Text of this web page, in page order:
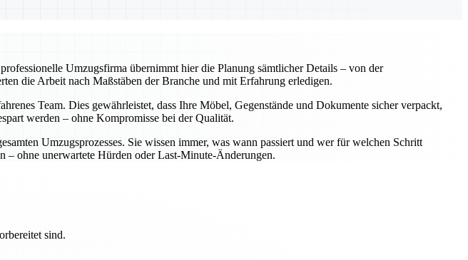
Umzugsfirma übernimmt hier die Planung sämtlicher Details – von der
die Arbeit nach Maßstäben der Branche und mit Erfahrung erledigen.
Team. Dies gewährleistet, dass Ihre Möbel, Gegenstände und Dokumente sicher verpackt,
werden – ohne Kompromisse bei der Qualität.
Umzugsprozesses. Sie wissen immer, was wann passiert und wer für welchen Schritt
– ohne unerwartete Hürden oder Last-Minute-Änderungen.
sind.